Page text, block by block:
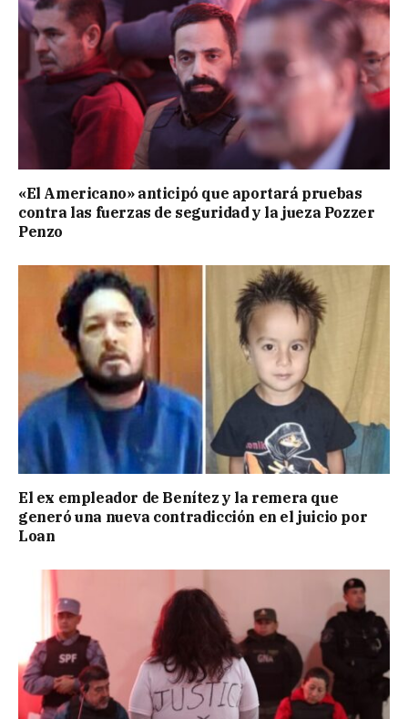
«El Americano» anticipó que aportará pruebas
contra las fuerzas de seguridad y la jueza Pozzer
Penzo
El ex empleador de Benítez y la remera que
generó una nueva contradicción en el juicio por
Loan